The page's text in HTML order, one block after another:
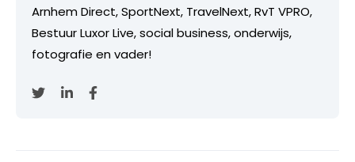
Arnhem Direct, SportNext, TravelNext, RvT VPRO,
Bestuur Luxor Live, social business, onderwijs,
fotografie en vader!